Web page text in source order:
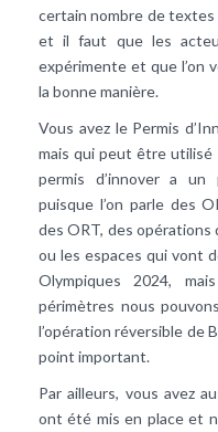
certain nombre de
et il faut que les
expérimente et que l’on
la bonne manière.
Vous avez le Permis
mais qui peut être utilisé
permis d’innover a un
puisque l’on parle des
des ORT, des
ou les espaces qui vont
Olympiques 2024,
périmètres nous
l’opération réversible de
point important.
Par ailleurs, vous avez
ont été mis en place et